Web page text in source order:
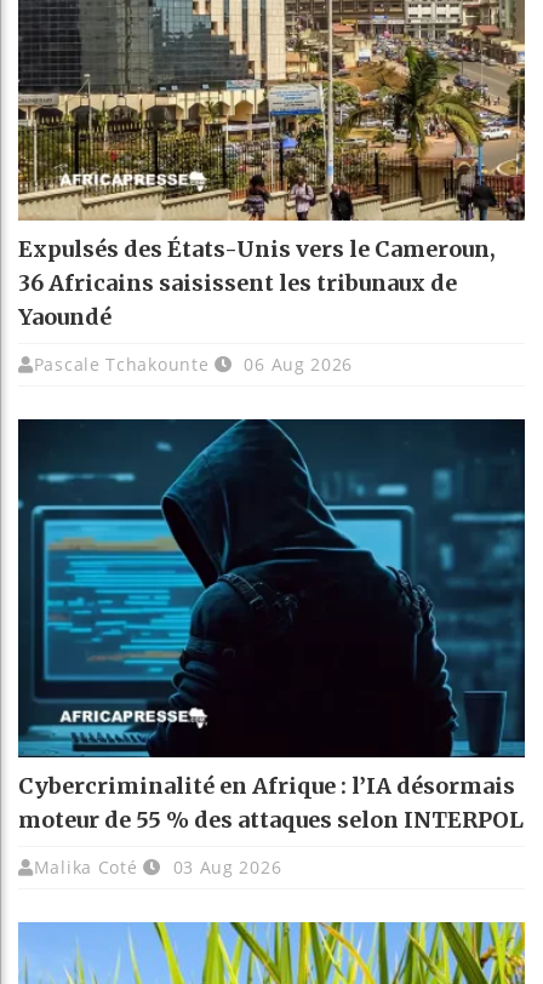
Expulsés des États-Unis vers le Cameroun,
36 Africains saisissent les tribunaux de
Yaoundé
Pascale Tchakounte 06 Aug 2026
Cybercriminalité en Afrique : l’IA désormais
moteur de 55 % des attaques selon INTERPOL
Malika Coté 03 Aug 2026